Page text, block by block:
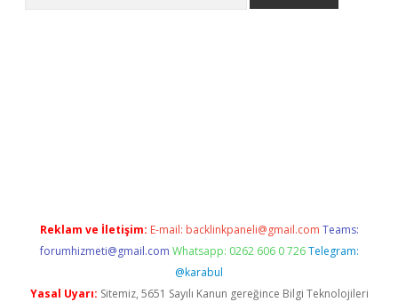
Reklam ve İletişim: E-mail: backlinkpaneli@gmail.com Teams:
forumhizmeti@gmail.com Whatsapp: 0262 606 0 726 Telegram:
@karabul
Yasal Uyarı: Sitemiz, 5651 Sayılı Kanun gereğince Bilgi Teknolojileri